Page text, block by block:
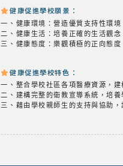
健康促進學校願景：
一、健康環境：營造優質支持性環
二、健康生活：培養正確的生活觀
三、健康態度：樂觀積極的正向態
健康促進學校特色：
一、整合學校社區各項醫療資源，
二、建構完整的衛教宣導系統，培
三、藉由學校親師生的支持與協助